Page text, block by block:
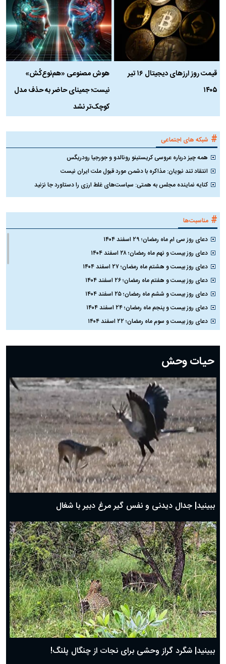
قیمت روز ارز‌های دیجیتال ۱۶ تیر
۱۴۰۵
هوش مصنوعی «هم‌نوع‌کُش»
نیست؛ جمینای حاضر به حذف مدل
کوچک‌تر نشد
# شبکه های اجتماعی
همه چیز درباره عروسی کریستینو رونالدو و جورجیا رودریگس
انتقاد تند نبویان: مذاکره با دشمن مورد قبول ملت ایران نیست
کنایه نماینده مجلس به همتی: سیاست‌های غلط ارزی را دستاورد جا نزنید
# مناسبت‌ها
دعای روز سی ام ماه رمضان؛ ۲۹ اسفند ۱۴۰۴
دعای روز بیست و نهم ماه رمضان؛ ۲۸ اسفند ۱۴۰۴
دعای روز بیست و هشتم ماه رمضان؛ ۲۷ اسفند ۱۴۰۴
دعای روز بیست و هفتم ماه رمضان؛ ۲۶ اسفند ۱۴۰۴
دعای روز بیست و ششم ماه رمضان؛ ۲۵ اسفند ۱۴۰۴
دعای روز بیست و پنجم ماه رمضان؛ ۲۴ اسفند ۱۴۰۴
دعای روز بیست و سوم ماه رمضان؛ ۲۲ اسفند ۱۴۰۴
دعای روز بیستم ماه رمضان؛ ۱۹ اسفند ۱۴۰۴
دعای روز هشتم ماه مبارک رمضان؛ ۷ اسفند ماه ۱۴۰۴
دعای روز هفتم ماه رمضان؛ ۶ اسفند ۱۴۰۴
دعای روز ششم ماه رمضان؛ ۵ اسفند ۱۴۰۴
دعای روز پنجم ماه رمضان؛ ۴ اسفند ۱۴۰۴
دعای روز چهارم ماه مبارک رمضان؛ ۳ اسفند ۱۴۰۴
دعای روز سوم ماه مبارک رمضان؛ ۱۴ اسفند ۱۴۰۴
دعای روز دوم ماه مبارک رمضان ۱ اسفند ماه ۱۴۰۴
دعای روز اول ماه مبارک رمضان، ۳۰ بهمن ۱۴۰۴
حضرت زینب(س) چگونه از دنیا رفت؟
بهترین پیامک تبریک روز پدر ۱۴۰۴؛ جملات زیبا و صمیمانه
حیات وحش
ببینید| جدال دیدنی و نفس گیر مرغ دبیر با شغال
ببینید| شگرد گراز وحشی برای نجات از چنگال پلنگ!